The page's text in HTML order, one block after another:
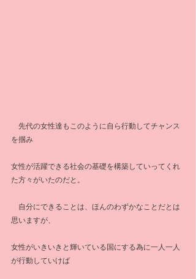
先代の女性達もこのように自ら行動してチャンス
を掴み
女性が活躍できる社会の基礎を構築していってくれ
た方々がいたのだと。
自分にできることは、ほんのわずかなことだとは
思いますが、
女性がいきいきと輝いている国にする為に一人一人
が行動していけば